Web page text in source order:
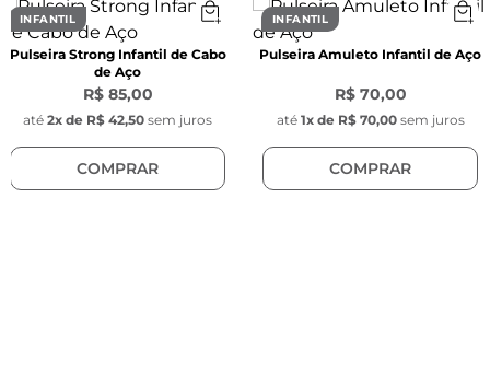
Cor: Prata
Material: Aço inoxidável
INFANTIL
Pulseira Strong Infantil de Cabo
de Aço
R$ 85,00
até 2x de R$ 42,50 sem juros
COMPRAR
INFANTIL
Pulseira Amuleto Infantil de Aço
R$ 70,00
até 1x de R$ 70,00 sem juros
COMPRAR